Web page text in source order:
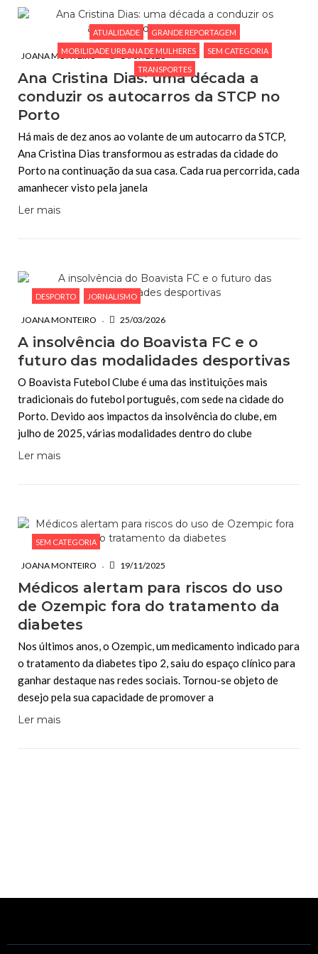
ATUALIDADE
GRANDE REPORTAGEM
MOBILIDADE URBANA DE MULHERES
SEM CATEGORIA
TRANSPORTES
JOANA MONTEIRO 14/07/2026
Ana Cristina Dias: uma década a
conduzir os autocarros da STCP no
Porto
Há mais de dez anos ao volante de um autocarro da STCP,
Ana Cristina Dias transformou as estradas da cidade do
Porto na continuação da sua casa. Cada rua percorrida, cada
amanhecer visto pela janela
Ler mais
DESPORTO JORNALISMO
JOANA MONTEIRO 25/03/2026
A insolvência do Boavista FC e o
futuro das modalidades desportivas
O Boavista Futebol Clube é uma das instituições mais
tradicionais do futebol português, com sede na cidade do
Porto. Devido aos impactos da insolvência do clube, em
julho de 2025, várias modalidades dentro do clube
Ler mais
SEM CATEGORIA
JOANA MONTEIRO 19/11/2025
Médicos alertam para riscos do uso
de Ozempic fora do tratamento da
diabetes
Nos últimos anos, o Ozempic, um medicamento indicado para
o tratamento da diabetes tipo 2, saiu do espaço clínico para
ganhar destaque nas redes sociais. Tornou-se objeto de
desejo pela sua capacidade de promover a
Ler mais